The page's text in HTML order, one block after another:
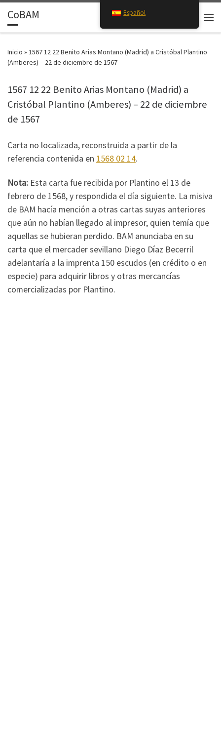
Saltar al contenido
CoBAM
Search
Inicio » 1567 12 22 Benito Arias Montano (Madrid) a Cristóbal Plantino
(Amberes) – 22 de diciembre de 1567
1567 12 22 Benito Arias Montano (Madrid) a
Cristóbal Plantino (Amberes) – 22 de diciembre
de 1567
Carta no localizada, reconstruida a partir de la
referencia contenida en 1568 02 14.
Nota: Esta carta fue recibida por Plantino el 13 de
febrero de 1568, y respondida el día siguiente. La misiva
de BAM hacía mención a otras cartas suyas anteriores
que aún no habían llegado al impresor, quien temía que
aquellas se hubieran perdido. BAM anunciaba en su
carta que el mercader sevillano Diego Díaz Becerril
adelantaría a la imprenta 150 escudos (en crédito o en
especie) para adquirir libros y otras mercancías
comercializadas por Plantino.
Español